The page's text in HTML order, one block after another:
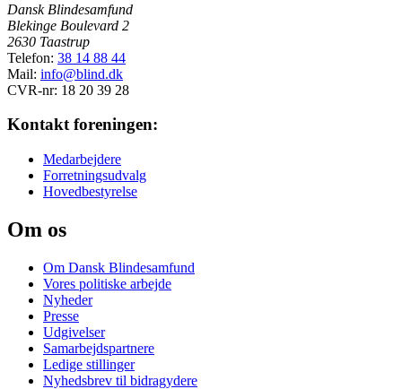
Dansk Blindesamfund
Blekinge Boulevard 2
2630 Taastrup
Telefon: 38 14 88 44
Mail: info@blind.dk
CVR-nr: 18 20 39 28
Kontakt foreningen:
Medarbejdere
Forretningsudvalg
Hovedbestyrelse
Om os
Om Dansk Blindesamfund
Vores politiske arbejde
Nyheder
Presse
Udgivelser
Samarbejdspartnere
Ledige stillinger
Nyhedsbrev til bidragydere